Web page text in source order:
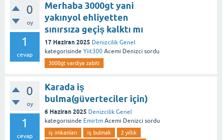
0
oy
1
cevap
Merhaba 3000gt yani
yakınyol ehliyetten
sınırsıza geçiş kalktı mı
17 Haziran 2025 Denizcilik Genel
kategorisinde Yiit300 Acemi Denizci sordu
3000gt vardiya zabiti
0
oy
1
cevap
Karada iş
bulma(güverteciler için)
6 Haziran 2025 Denizcilik Genel
kategorisinde Emirtm Acemi Denizci sordu
iş imkanları iş bulmak
2 yıllık